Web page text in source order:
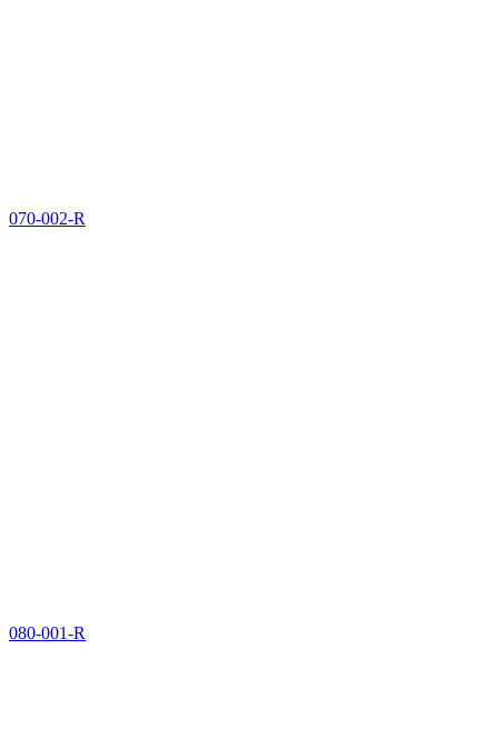
070-002-R
080-001-R